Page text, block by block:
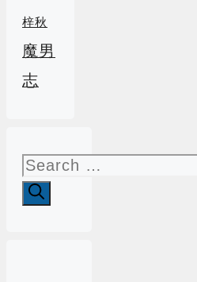
梓秋
魔男
志
Search
for: